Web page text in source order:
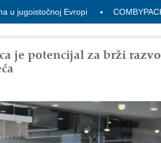
Evropi COMBYPACK U
je potencijal za brži